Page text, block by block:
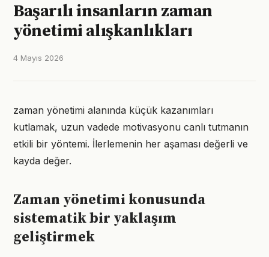
Başarılı insanların zaman
yönetimi alışkanlıkları
4 Mayıs 2026
zaman yönetimi alanında küçük kazanımları
kutlamak, uzun vadede motivasyonu canlı tutmanın
etkili bir yöntemi. İlerlemenin her aşaması değerli ve
kayda değer.
Zaman yönetimi konusunda
sistematik bir yaklaşım
geliştirmek